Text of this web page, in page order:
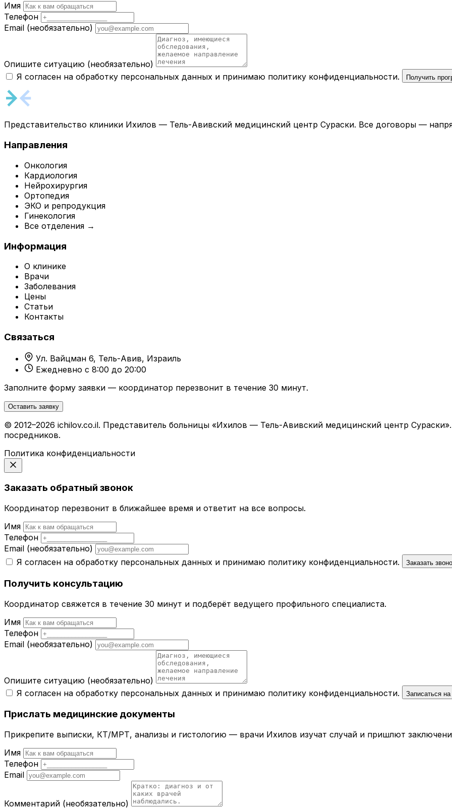
Имя
Телефон
Email (необязательно)
Опишите ситуацию (необязательно)
Я согласен на обработку персональных данных и принимаю политику конфиденциальности. Получить
Представительство клиники Ихилов — Тель-Авивский медицинский центр Сураски. Все договоры —
Направления
Онкология
Кардиология
Нейрохирургия
Ортопедия
ЭКО и репродукция
Гинекология
Все отделения →
Информация
О клинике
Врачи
Заболевания
Цены
Статьи
Контакты
Связаться
Ул. Вайцман 6, Тель-Авив, Израиль
Ежедневно с 8:00 до 20:00
Заполните форму заявки — координатор перезвонит в течение 30 минут.
Оставить заявку
© 2012–2026 ichilov.co.il. Представитель больницы «Ихилов — Тель-Авивский медицинский центр
посредников.
Политика конфиденциальности
Заказать обратный звонок
Координатор перезвонит в ближайшее время и ответит на все вопросы.
Имя
Телефон
Email (необязательно)
Я согласен на обработку персональных данных и принимаю политику конфиденциальности. Заказать
Получить консультацию
Координатор свяжется в течение 30 минут и подберёт ведущего профильного специалиста.
Имя
Телефон
Email (необязательно)
Опишите ситуацию (необязательно)
Я согласен на обработку персональных данных и принимаю политику конфиденциальности. Записаться
Прислать медицинские документы
Прикрепите выписки, КТ/МРТ, анализы и гистологию — врачи Ихилов изучат случай и пришлют
Имя
Телефон
Email
Комментарий (необязательно)